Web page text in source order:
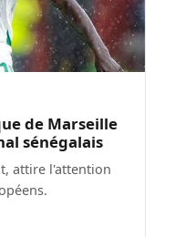
de Marseille
sénégalais
attire l'attention